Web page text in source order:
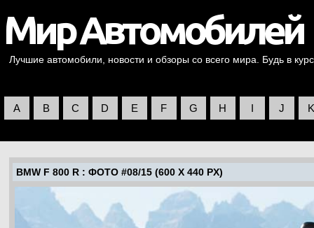
Лучшие автомобили, новости и обзоры со всего мира. Будь в
A B C D E F G H I J K
BMW F 800 R : ФОТО #08/15 (600 X 440 PX)